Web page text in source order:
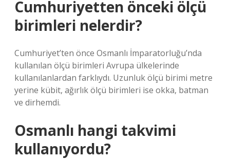
Cumhuriyetten önceki ölçü
birimleri nelerdir?
Cumhuriyet’ten önce Osmanlı İmparatorluğu’nda
kullanılan ölçü birimleri Avrupa ülkelerinde
kullanılanlardan farklıydı. Uzunluk ölçü birimi metre
yerine kübit, ağırlık ölçü birimleri ise okka, batman
ve dirhemdi.
Osmanlı hangi takvimi
kullanıyordu?